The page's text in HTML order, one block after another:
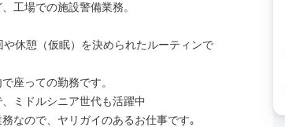
工場での施設警備業務。
休憩（仮眠）を決められたルーティンで
座っての勤務です。
ミドルシニア世代も活躍中
なので、ヤリガイのあるお仕事です｡